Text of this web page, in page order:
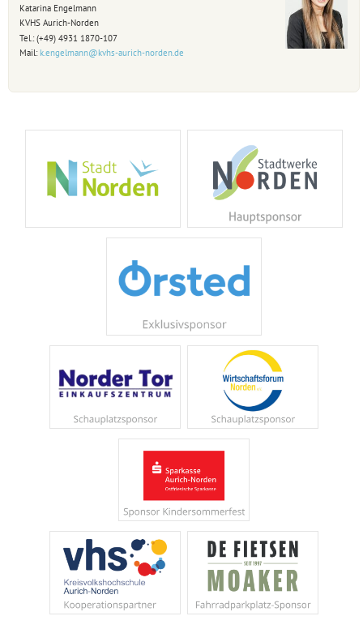
Katarina Engelmann
KVHS Aurich-Norden
Tel.: (+49) 4931 1870-107
Mail: k.engelmann@kvhs-aurich-norden.de